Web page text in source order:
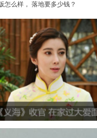
怎么样， 落地要多少钱？